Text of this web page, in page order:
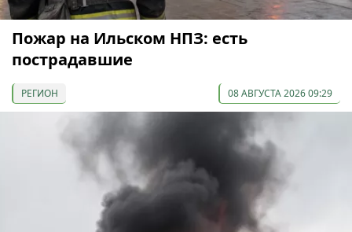
Пожар на Ильском НПЗ: есть
пострадавшие
РЕГИОН 08 АВГУСТА 2026 09:29